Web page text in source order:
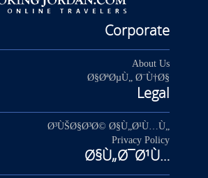
Corporate
About Us
Ø§ØªØµÙ„ Ø¨Ù†Ø§
Legal
Ø³ÙŠØ§Ø³Ø© Ø§Ù„Ø¹Ù…Ù„
Privacy Policy
Ø§Ù„Ø¯Ø¹Ù…